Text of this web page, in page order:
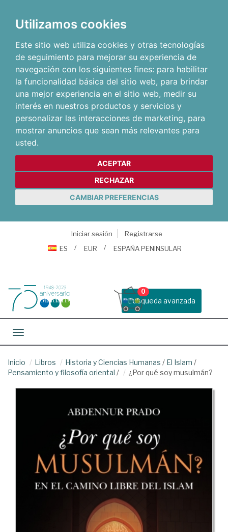
Utilizamos cookies
Este sitio web utiliza cookies y otras tecnologías
de seguimiento para mejorar su experiencia de
navegación con los siguientes fines: para habilitar
la funcionalidad básica del sitio web, para brindar
una mejor experiencia en el sitio web, medir su
interés en nuestros productos y servicios y
personalizar las interacciones de marketing, para
mostrar anuncios que sean más relevantes para
usted.
ACEPTAR
RECHAZAR
CAMBIAR PREFERENCIAS
Iniciar sesión
Registrarse
ES
EUR ESPAÑA PENINSULAR
Busqueda avanzada
0
Toggle navigation
Inicio Libros Historia y Ciencias Humanas / El Islam /
Pensamiento y filosofía oriental / ¿Por qué soy musulmán?